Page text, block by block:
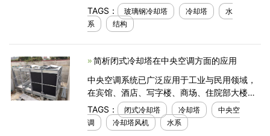
度42 C,废水温度32 C.选择的特殊包装层压循
环塔使这种类型的圆形玻璃钢冷却塔实现结构
紧凑
TAGS： 玻璃钢冷却塔 冷却塔
水
系
结构
简析闭式冷却塔在中央空调方面的应用
中央空调系统已广泛应用于工业与民用领域，
在宾馆、酒店、写字楼、商场、住院部大楼、
工业厂房中的中央空调系统，其制冷压缩机
组、冷冻循环水系统、冷却循环水系统、冷却
塔风机系统
TAGS： 闭式冷却塔 冷却塔
中央空
调
冷却塔风机 水系